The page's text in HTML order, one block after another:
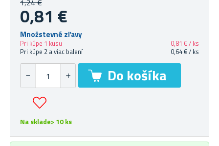
1,24 €
0,81 €
Množstevné zľavy
Pri kúpe 1 kusu
0,81 € / ks
Pri kúpe 2 a viac balení
0,64 € / ks
Na sklade> 10 ks